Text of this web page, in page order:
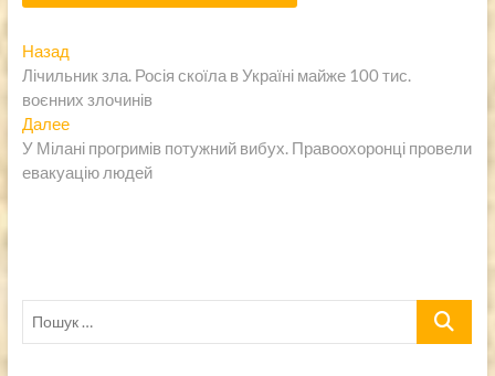
Навигация
по
записям
НазадПредыдущая
запись:
Лічильник зла. Росія скоїла в Україні майже 100 тис.
воєнних злочинів
ДалееСледующая
запись:
У Мілані прогримів потужний вибух. Правоохоронці провели
евакуацію людей
Пошук